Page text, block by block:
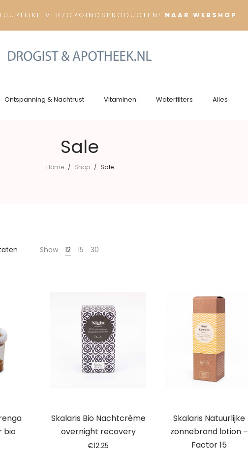
VERZORGINGSPRODUCTEN! NAAR WEBSHOP
Ontspanning & Nachtrust Vitaminen Waterfilters Alles
Sale
Home / Shop / Sale
Show 12 15 30
bio
Skalaris Bio Nachtcrème
overnight recovery
€12.25
Skalaris Natuurlijke
zonnebrand lotion –
Factor 15